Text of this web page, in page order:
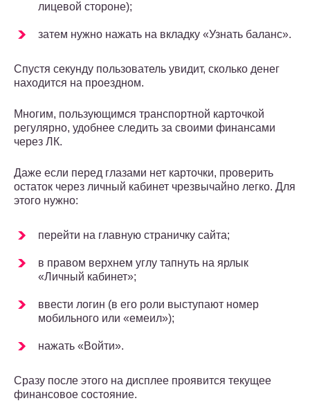
лицевой стороне);
затем нужно нажать на вкладку «Узнать баланс».
Спустя секунду пользователь увидит, сколько денег
находится на проездном.
Многим, пользующимся транспортной карточкой
регулярно, удобнее следить за своими финансами
через ЛК.
Даже если перед глазами нет карточки, проверить
остаток через личный кабинет чрезвычайно легко. Для
этого нужно:
перейти на главную страничку сайта;
в правом верхнем углу тапнуть на ярлык
«Личный кабинет»;
ввести логин (в его роли выступают номер
мобильного или «емеил»);
нажать «Войти».
Сразу после этого на дисплее проявится текущее
финансовое состояние.